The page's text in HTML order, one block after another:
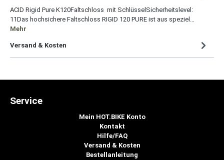
ACID Rigid Pure K120Faltschloss mit SchlüsselSicherheitslevel:
11Das hochsichere Faltschloss RIGID 120 PURE ist aus speziel…
Mehr
Versand & Kosten
Service
Mein HOT.BIKE Konto
Kontakt
Hilfe/FAQ
Versand & Kosten
Bestellanleitung